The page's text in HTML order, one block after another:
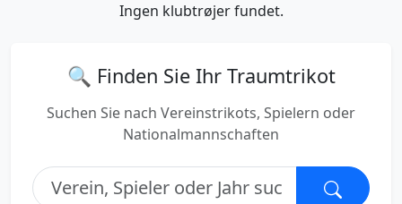
Ingen klubtrøjer fundet.
🔍 Finden Sie Ihr Traumtrikot
Suchen Sie nach Vereinstrikots, Spielern oder
Nationalmannschaften